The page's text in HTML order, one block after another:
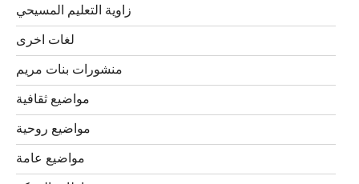
زاوية التعليم المسيحي
لغات اخرى
منشورات بنات مريم
مواضيع ثقافية
مواضيع روحية
مواضيع عامة